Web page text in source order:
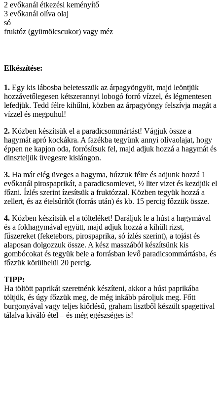
2 evőkanál étkezési keményítő
3 evőkanál olíva olaj
só
fruktóz (gyümölcscukor) vagy méz
Elkészítése:
1. Egy kis lábosba beletesszük az árpagyöngyöt, majd leöntjük
hozzávetőlegesen kétszerannyi lobogó forró vízzel, és légmentesen
lefedjük. Tedd félre kihűlni, közben az árpagyöngy felszívja magát a
vízzel és megpuhul!
2. Közben készítsük el a paradicsommártást! Vágjuk össze a
hagymát apró kockákra. A fazékba tegyünk annyi olívaolajat, hogy
éppen ne kapjon oda, forrósítsuk fel, majd adjuk hozzá a hagymát és
dinszteljük üvegesre kislángon.
3. Ha már elég üveges a hagyma, húzzuk félre és adjunk hozzá 1
evőkanál pirospaprikát, a paradicsomlevet, ½ liter vizet és kezdjük el
főzni. Ízlés szerint ízesítsük a fruktózzal. Közben tegyük hozzá a
zellert, és az ételsűrítőt (forrás után) és kb. 15 percig főzzük össze.
4. Közben készítsük el a tölteléket! Daráljuk le a húst a hagymával
és a fokhagymával együtt, majd adjuk hozzá a kihűlt rizst,
fűszereket (feketebors, pirospaprika, só ízlés szerint), a tojást és
alaposan dolgozzuk össze. A kész masszából készítsünk kis
gombócokat és tegyük bele a forrásban levő paradicsommártásba, és
főzzük körülbelül 20 percig.
TIPP:
Ha töltött paprikát szeretnénk készíteni, akkor a húst paprikába
töltjük, és úgy főzzük meg, de még inkább pároljuk meg. Főtt
burgonyával vagy teljes kiőrlésű, graham lisztből készült spagettival
tálalva kiváló étel – és még egészséges is!